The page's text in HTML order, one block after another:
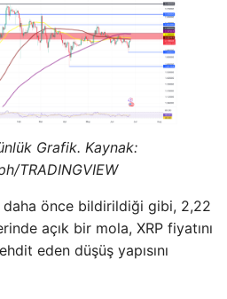
Grafik. Kaynak:
TRADINGVIEW
daha önce bildirildiği gibi, 2,22
açık bir mola, XRP fiyatını
eden düşüş yapısını